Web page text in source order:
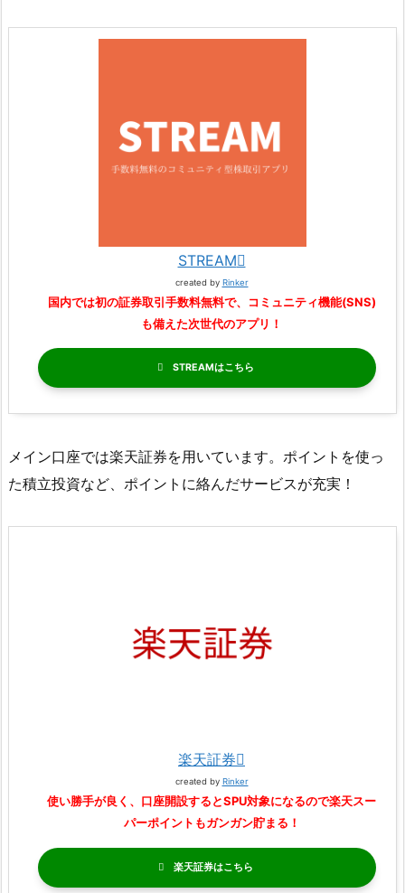
STREAM
created by Rinker
国内では初の証券取引手数料無料で、コミュニティ機能(SNS)
も備えた次世代のアプリ！
STREAM
メイン口座では楽天証券を用いています。ポイントを使っ
た積立投資など、ポイントに絡んだサービスが充実！
楽天証券
created by Rinker
使い勝手が良く、口座開設するとSPU対象になるので楽天スー
パーポイントもガンガン貯まる！
楽天証券